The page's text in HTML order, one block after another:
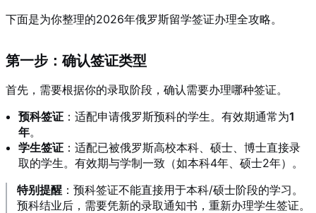
下面是为你整理的2026年俄罗斯留学签证办理全攻略。
第一步：确认签证类型
首先，需要根据你的录取阶段，确认需要办理哪种签证。
预科签证 ：适配申请俄罗斯预科的学生。有效期通常为1
年。
学生签证 ：适配已被俄罗斯高校本科、硕士、博士直接录
取的学生。有效期与学制一致（如本科4年、硕士2年） 。
特别提醒 ：预科签证不能直接用于本科/硕士阶段的学习。
预科结业后，需要凭新的录取通知书，重新办理学生签证。